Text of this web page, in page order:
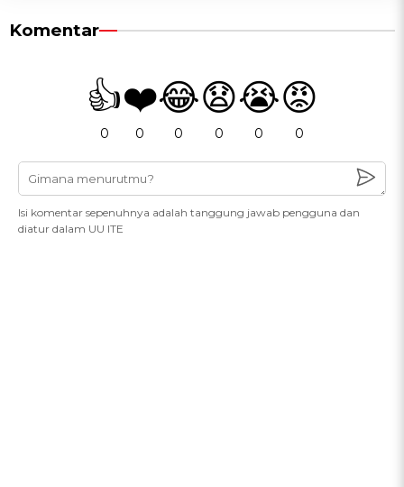
Komentar
👍
0
❤️
0
😂
0
😧
0
😭
0
😡
0
Isi komentar sepenuhnya adalah tanggung jawab pengguna dan
diatur dalam UU ITE